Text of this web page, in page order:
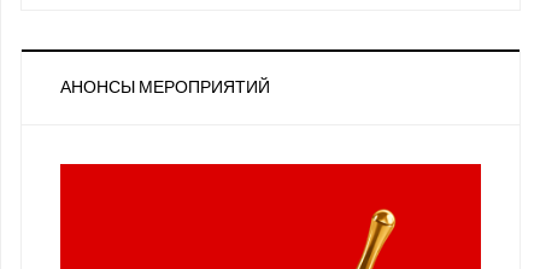
АНОНСЫ МЕРОПРИЯТИЙ